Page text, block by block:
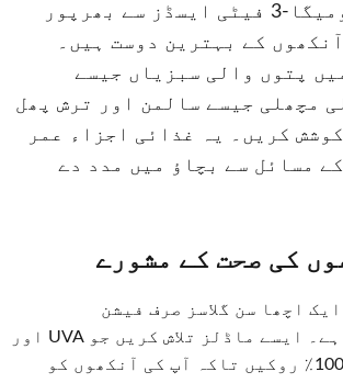
لیوٹین اور اومیگا-3 فیٹی ایسڈز سے بھرپور
کے بہترین دوست ہیں۔
پتوں والی سبزیاں جیسے
مچھلی جیسے سالمن اور ترش پھل
کریں۔ یہ غذائی اجزاء عمر
مسائل سے بچاؤ میں مدد دے
کی صحت کے مشورے
ایک اچھا سن گلاسز صرف فیشن
ایکسیسری نہیں ہے۔ ایسے ماڈلز تلاش کریں جو UVA اور
UVB شعاعوں کو 100٪ روکیں تاکہ آپ کی آنکھوں کو